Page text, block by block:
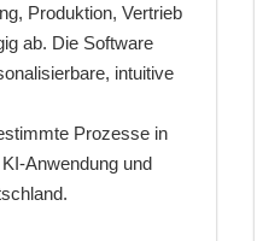
Produktion, Vertrieb
ab. Die Software
intuitive
Prozesse in
Anwendung und